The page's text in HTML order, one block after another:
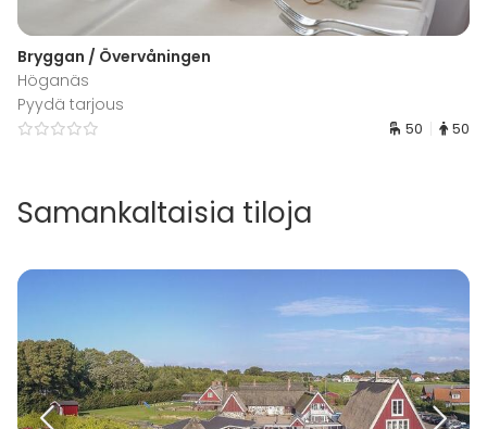
Bryggan / Övervåningen
Höganäs
Pyydä tarjous
50 50
Samankaltaisia tiloja